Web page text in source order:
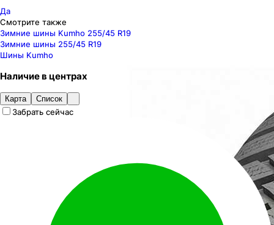
Да
Смотрите также
Зимние шины Kumho 255/45 R19
Зимние шины 255/45 R19
Шины Kumho
Наличиев центрах
Карта Список
Забрать сейчас